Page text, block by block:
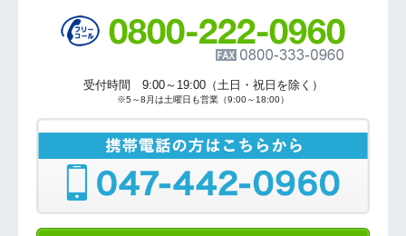
受付時間 9:00～19:00（土日・祝日を除く）
※5～8月は土曜日も営業（9:00～18:00）